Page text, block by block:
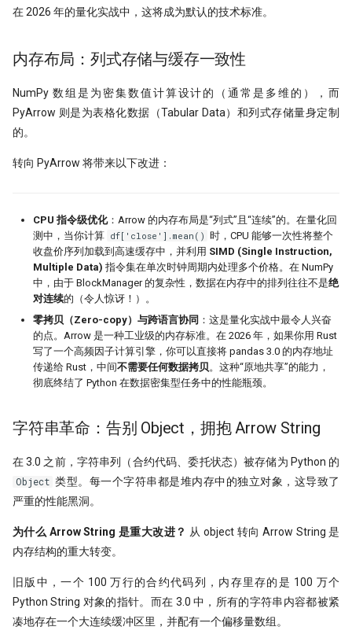
左数效应 整数关口与光折射
Sharpe 5.5!遗憾规避因子
私募量化策略大盘点-2024年初
Santa Claus Rally
动能反转：二阶导动量因子年化
易策略？
改用十进制！点差如何影响策略
时间会证明一切！抢头财（报）就是
一门三杰 一年翻十倍的男人发明了
UO 指标
周一到周五，哪天能买股？做对了夏
Z-score 因子的深入思考
升！
低波动因子、白马股与红利股
在这一刻抄底，胜率高达95%
不看懂这篇文章，不要在量化中使用
市盈率！
在 2026 年的量化实战中，这将成为默认的技术标准。
内存布局：列式存储与缓存一致性
NumPy 数组是为密集数值计算设计的（通常是多维的），而
PyArrow 则是为表格化数据（Tabular Data）和列式存储量身定制
的。
转向 PyArrow 将带来以下改进：
CPU 指令级优化：Arrow 的内存布局是“列式”且“连续”的。在量化回
测中，当你计算 df['close'].mean() 时，CPU 能够一次性将整个
收盘价序列加载到高速缓存中，并利用 SIMD (Single Instruction,
Multiple Data) 指令集在单次时钟周期内处理多个价格。在 NumPy
中，由于 BlockManager 的复杂性，数据在内存中的排列往往不是绝
对连续的（令人惊讶！）。
零拷贝（Zero-copy）与跨语言协同 ：这是量化实战中最令人兴奋
的点。Arrow 是一种工业级的内存标准。在 2026 年，如果你用 Rust
写了一个高频因子计算引擎，你可以直接将 pandas 3.0 的内存地址
传递给 Rust，中间不需要任何数据拷贝 。这种“原地共享”的能力，
彻底终结了 Python 在数据密集型任务中的性能瓶颈。
字符串革命：告别 Object，拥抱 Arrow String
在 3.0 之前，字符串列（合约代码、委托状态）被存储为 Python 的
Object 类型。每一个字符串都是堆内存中的独立对象，这导致了
严重的性能黑洞。
为什么 Arrow String 是重大改进？ 从 object 转向 Arrow String 是
内存结构的重大转变。
旧版中，一个 100 万行的合约代码列，内存里存的是 100 万个
Python String 对象的指针。而在 3.0 中，所有的字符串内容都被紧
凑地存在一个大连续缓冲区里，并配有一个偏移量数组。